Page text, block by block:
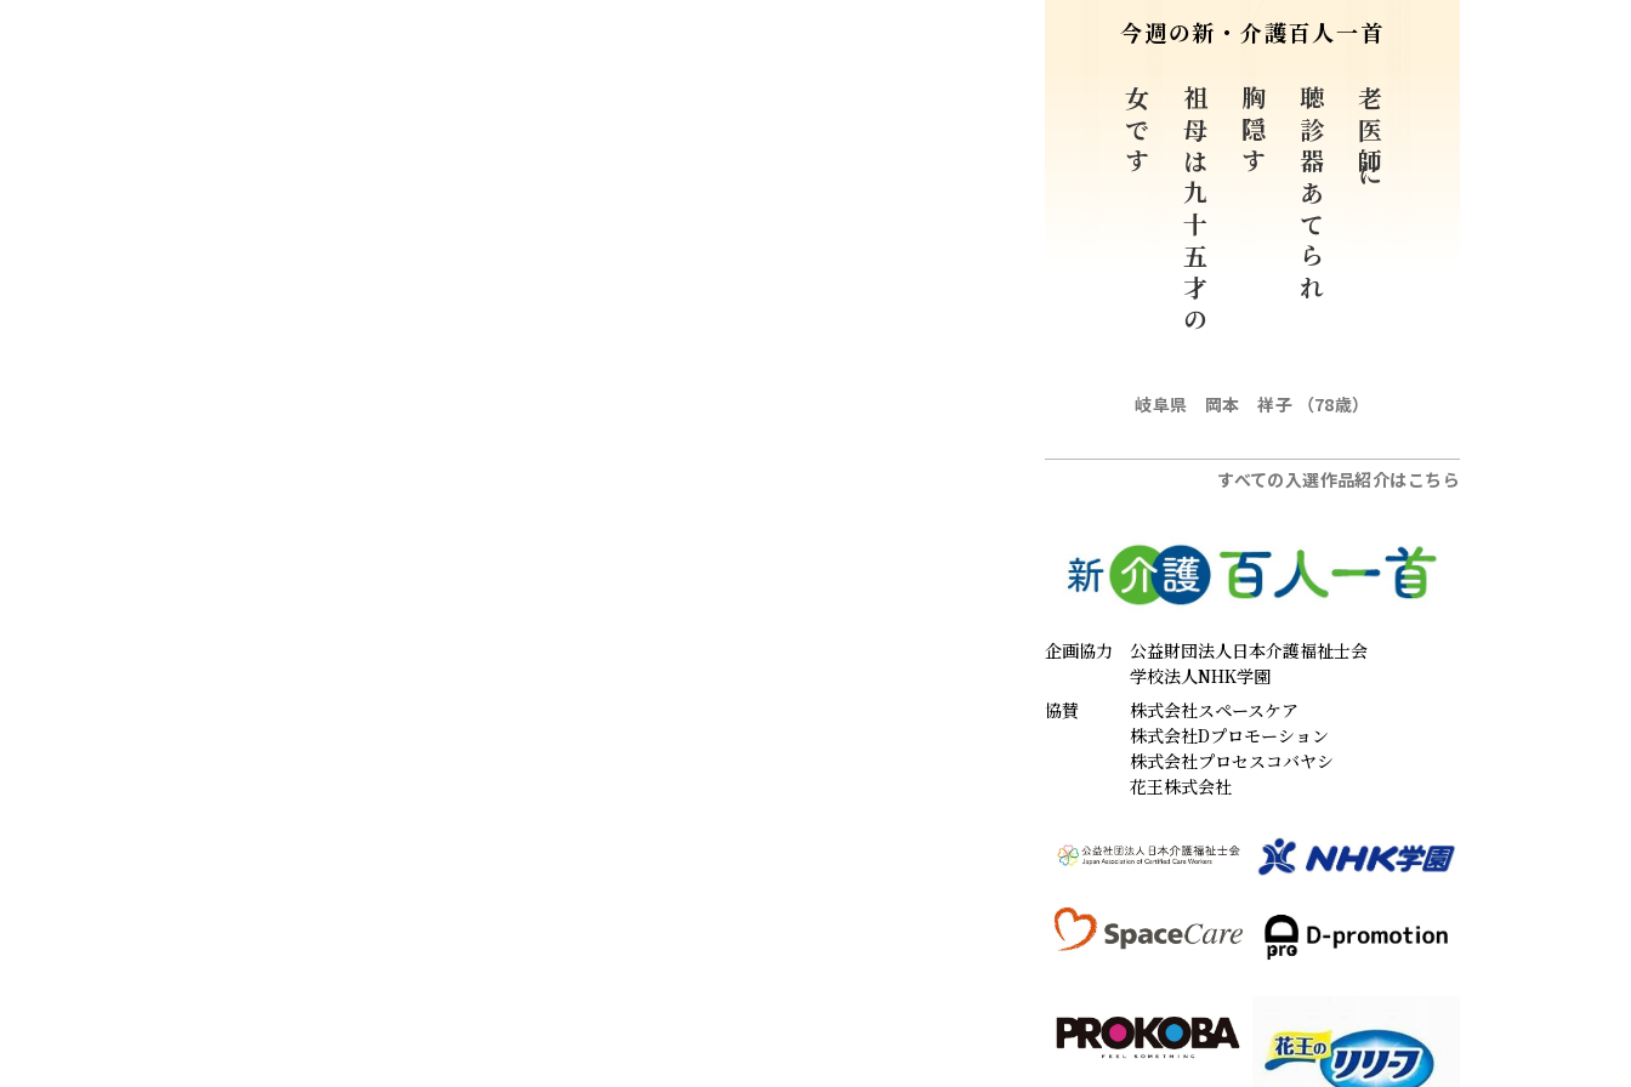
今週の新・介護百人一首
老医師に
聴診器あてられ
胸隠す
祖母は九十五才の
女です
岐阜県 岡本 祥子 （78歳）
すべての入選作品紹介はこちら
企画協力
公益財団法人日本介護福祉士会
学校法人NHK学園
協賛
株式会社スペースケア
株式会社Dプロモーション
株式会社プロセスコバヤシ
花王株式会社